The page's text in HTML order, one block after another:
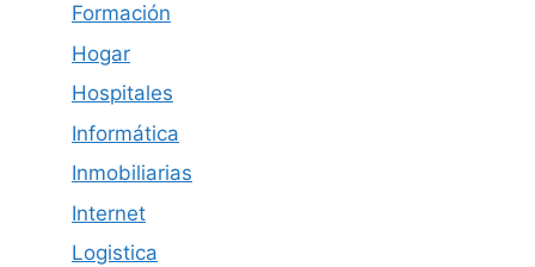
Formación
Hogar
Hospitales
Informática
Inmobiliarias
Internet
Logistica